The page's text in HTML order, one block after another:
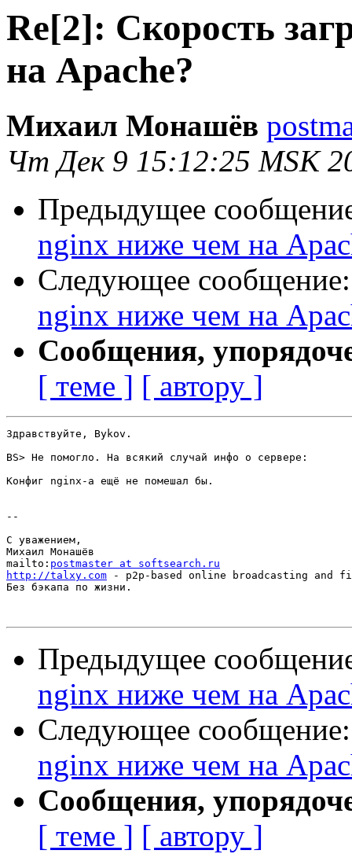
Re[2]: Скорость
на Apache?
Михаил Монашёв
Чт Дек 9 15:12:25 MSK
Предыдущее
nginx ниже чем на
Следующее
nginx ниже чем на
Сообщения,
[ теме ] [ автору ]
Здравствуйте, Bykov.
BS> Не помогло. На всякий случай инфо о сервере:
Конфиг nginx-а ещё не помешал бы.
--
С уважением,
Михаил Монашёв
mailto: postmaster at softsearch.ru
http://talxy.com - p2p-based online broadcasting and
Без бэкапа по жизни.
Предыдущее
nginx ниже чем на
Следующее
nginx ниже чем на
Сообщения,
[ теме ] [ автору ]